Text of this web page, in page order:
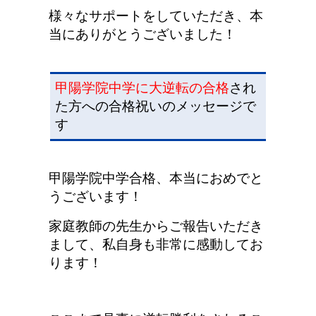
様々なサポートをしていただき、本
当にありがとうございました！
甲陽学院中学に大逆転の合格され
た方への合格祝いのメッセージで
す
甲陽学院中学合格、本当におめでと
うございます！
家庭教師の先生からご報告いただき
まして、私自身も非常に感動してお
ります！